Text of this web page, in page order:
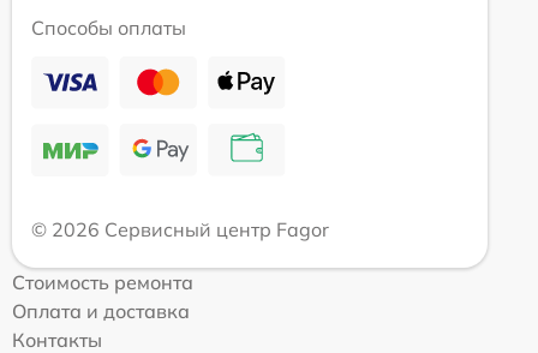
Способы оплаты
© 2026 Сервисный центр Fagor
Стоимость ремонта
Оплата и доставка
Контакты